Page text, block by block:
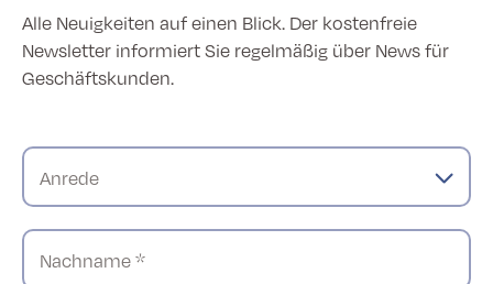
Alle Neuigkeiten auf einen Blick. Der kostenfreie
Newsletter informiert Sie regelmäßig über News für
Geschäftskunden.
Anrede
Nachname *